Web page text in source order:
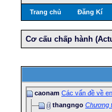
Trang chủ Đăng Kí
Cơ cấu chấp hành
caonam Các vấn đề về
thangngo Chương